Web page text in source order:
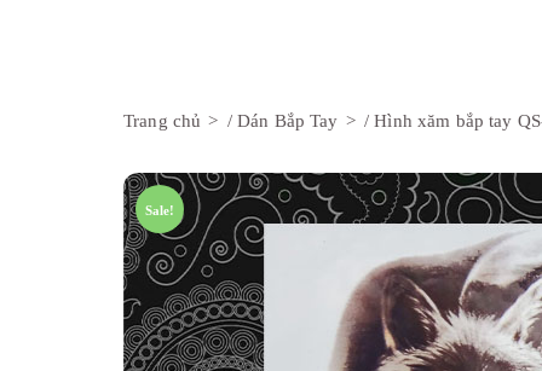
Trang chủ / Dán Bắp Tay / Hình xăm bắp tay
Sale!